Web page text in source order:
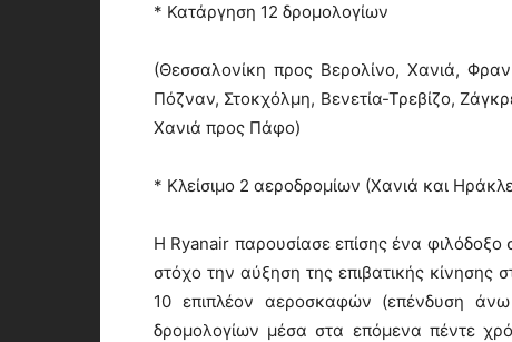
* Κατάργηση 12 δρομολογίων
(Θεσσαλονίκη προς Βερολίνο, Χανιά,
Πόζναν, Στοκχόλμη, Βενετία-Τρεβίζο,
Χανιά προς Πάφο)
* Κλείσιμο 2 αεροδρομίων (Χανιά και
Η Ryanair παρουσίασε επίσης ένα
στόχο την αύξηση της επιβατικής κίνησης
10 επιπλέον αεροσκαφών (επένδυση
δρομολογίων μέσα στα επόμενα πέντε